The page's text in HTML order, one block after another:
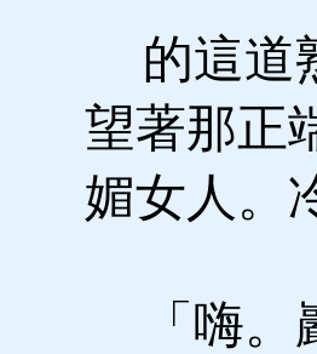
的這道
望著那正
媚女人。
「嗨。